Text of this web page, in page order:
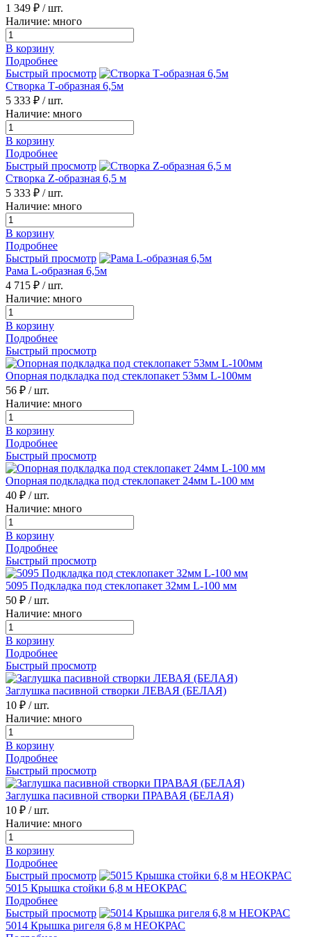
1 349 ₽ / шт.
Наличие: много
В корзину
Подробнее
Быстрый просмотр
Створка Т-образная 6,5м
5 333 ₽ / шт.
Наличие: много
В корзину
Подробнее
Быстрый просмотр
Створка Z-образная 6,5 м
5 333 ₽ / шт.
Наличие: много
В корзину
Подробнее
Быстрый просмотр
Рама L-образная 6,5м
4 715 ₽ / шт.
Наличие: много
В корзину
Подробнее
Быстрый просмотр
Опорная подкладка под стеклопакет 53мм L-100мм
56 ₽ / шт.
Наличие: много
В корзину
Подробнее
Быстрый просмотр
Опорная подкладка под стеклопакет 24мм L-100 мм
40 ₽ / шт.
Наличие: много
В корзину
Подробнее
Быстрый просмотр
5095 Подкладка под стеклопакет 32мм L-100 мм
50 ₽ / шт.
Наличие: много
В корзину
Подробнее
Быстрый просмотр
Заглушка пасивной створки ЛЕВАЯ (БЕЛАЯ)
10 ₽ / шт.
Наличие: много
В корзину
Подробнее
Быстрый просмотр
Заглушка пасивной створки ПРАВАЯ (БЕЛАЯ)
10 ₽ / шт.
Наличие: много
В корзину
Подробнее
Быстрый просмотр
5015 Крышка стойки 6,8 м НЕОКРАС
Подробнее
Быстрый просмотр
5014 Крышка ригеля 6,8 м НЕОКРАС